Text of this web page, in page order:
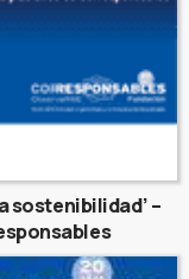
sostenibilidad’ –